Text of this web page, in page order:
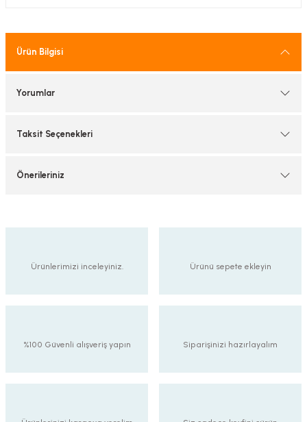
Ürün Bilgisi
Yorumlar
Taksit Seçenekleri
Önerileriniz
Ürünlerimizi inceleyiniz. Ürünü sepete ekleyin
%100 Güvenli alışveriş yapın Siparişinizi hazırlayalım